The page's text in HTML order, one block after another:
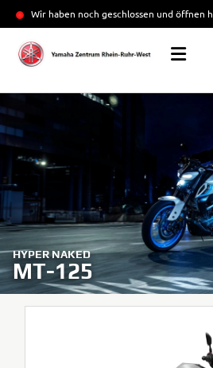
Wir haben noch geschlossen und öffnen
HYPER NAKED
MT-125